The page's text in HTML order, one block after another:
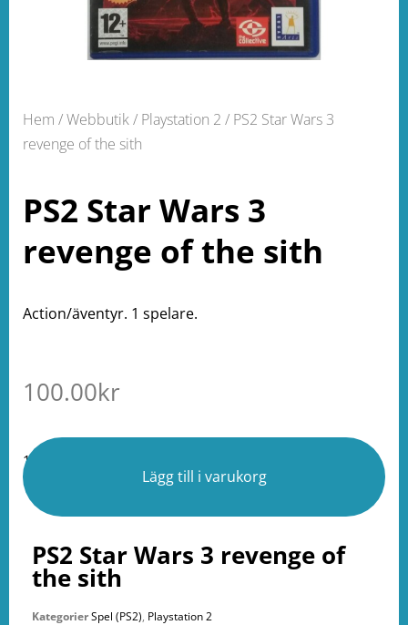
Hem /Webbutik/ Playstation 2 / PS2 Star Wars 3
revenge of the sith
PS2 Star Wars 3
revenge of the sith
Action/äventyr. 1 spelare.
100.00kr
1 i lager
Lägg till i varukorg
PS2 Star Wars 3 revenge of
the sith
KategorierSpel (PS2), Playstation 2